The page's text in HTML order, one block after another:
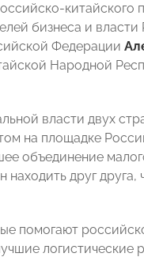
китайского
бизнеса и власти
Федерации
Народной
власти двух
на площадке
объединение
друг друга,
помогают
логистические